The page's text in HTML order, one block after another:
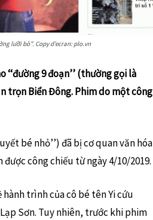
lưỡi bò”. Copy d’ecran: plo.vn
9 đoạn’’ (thường gọi là
trọn Biển Đông. Phim do một công
bé nhỏ’’) đã bị cơ quan văn hóa
công chiếu từ ngày 4/10/2019.
trình của cô bé tên Yi cứu
Sơn. Tuy nhiên, trước khi phim